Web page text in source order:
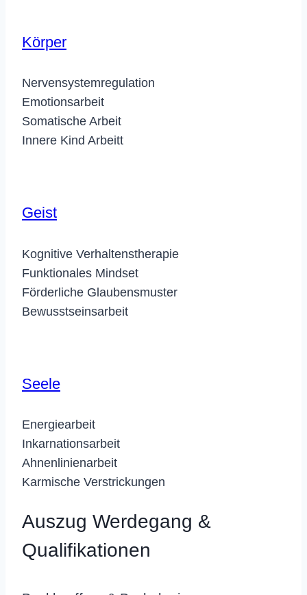
Körper
Nervensystemregulation
Emotionsarbeit
Somatische Arbeit
Innere Kind Arbeitt
Geist
Kognitive Verhaltenstherapie
Funktionales Mindset
Förderliche Glaubensmuster
Bewusstseinsarbeit
Seele
Energiearbeit
Inkarnationsarbeit
Ahnenlinienarbeit
Karmische Verstrickungen
Auszug Werdegang &
Qualifikationen